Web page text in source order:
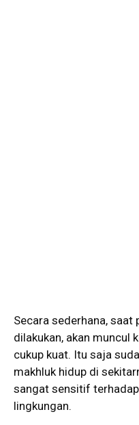
Secara sederhana, saat
dilakukan, akan muncul
cukup kuat. Itu saja
makhluk hidup di
sangat sensitif
lingkungan.